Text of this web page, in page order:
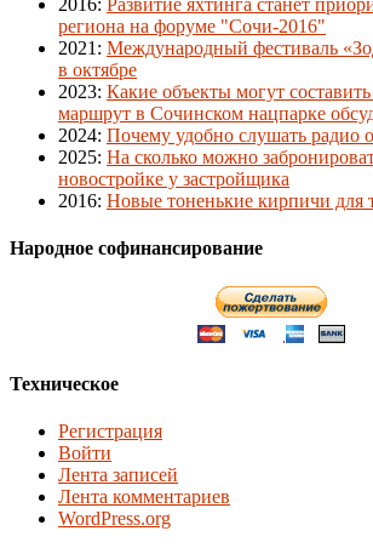
2016: Развитие яхтинга станет
региона на форуме "Сочи-2016"
2021 : Международный фестиваль
в октябре
2023: Какие объекты могут
маршрут в Сочинском нацпарке
2024: Почему удобно слушать радио
2025: На сколько можно
новостройке у застройщика
2016: Новые тоненькие кирпичи для
Народное софинансирование
Техническое
Регистрация
Войти
Лента записей
Лента комментариев
WordPress.org